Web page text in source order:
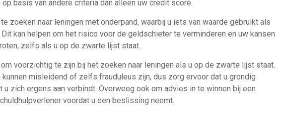
basis van andere criteria dan alleen uw credit score.
zoeken naar leningen met onderpand, waarbij u iets van waarde gebruikt als
kan helpen om het risico voor de geldschieter te verminderen en uw kansen
zelfs als u op de zwarte lijst staat.
voorzichtig te zijn bij het zoeken naar leningen als u op de zwarte lijst staat.
kunnen misleidend of zelfs frauduleus zijn, dus zorg ervoor dat u grondig
zich ergens aan verbindt. Overweeg ook om advies in te winnen bij een
voordat u een beslissing neemt.